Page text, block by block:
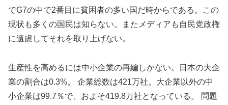
でG7の中で2番目に貧困者の多い国だ時からである。この
現状も多くの国民は知らない。またメディアも自民党政権
に遠慮してそれを取り上げない。
生産性を高めるには中小企業の再編しかない。日本の大企
業の割合は0.3%。 企業総数は421万社。大企業以外の中
小企業は99.7％で、およそ419.8万社となっている。 問題